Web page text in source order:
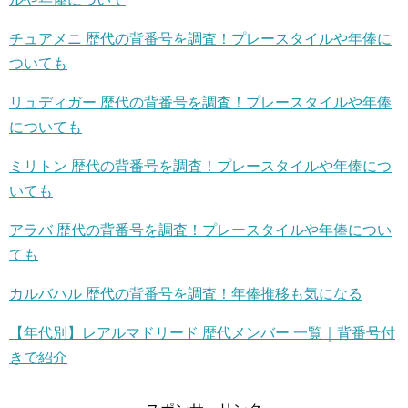
チュアメニ 歴代の背番号を調査！プレースタイルや年俸に
ついても
リュディガー 歴代の背番号を調査！プレースタイルや年俸
についても
ミリトン 歴代の背番号を調査！プレースタイルや年俸につ
いても
アラバ 歴代の背番号を調査！プレースタイルや年俸につい
ても
カルバハル 歴代の背番号を調査！年俸推移も気になる
【年代別】レアルマドリード 歴代メンバー 一覧｜背番号付
きで紹介